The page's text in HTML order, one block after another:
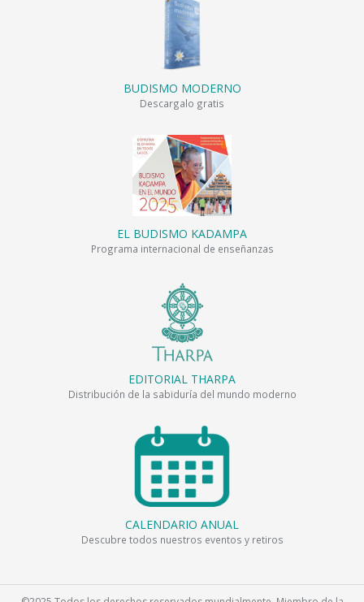
BUDISMO MODERNO
Descargalo gratis
EL BUDISMO KADAMPA
Programa internacional de enseñanzas
EDITORIAL THARPA
Distribución de la sabiduría del mundo moderno
CALENDARIO ANUAL
Descubre todos nuestros eventos y retiros